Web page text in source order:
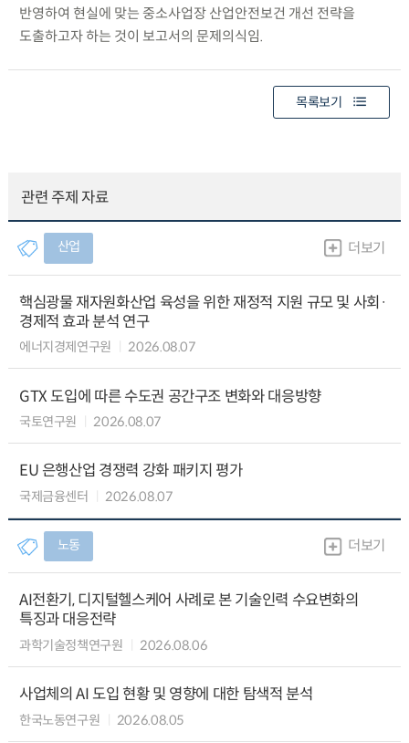
반영하여 현실에 맞는 중소사업장 산업안전보건 개선 전략을
도출하고자 하는 것이 보고서의 문제의식임.
목록보기
관련 주제 자료
산업 더보기
핵심광물 재자원화산업 육성을 위한 재정적 지원 규모 및 사회·
경제적 효과 분석 연구
에너지경제연구원 2026.08.07
GTX 도입에 따른 수도권 공간구조 변화와 대응방향
국토연구원 2026.08.07
EU 은행산업 경쟁력 강화 패키지 평가
국제금융센터 2026.08.07
노동 더보기
AI전환기, 디지털헬스케어 사례로 본 기술인력 수요변화의
특징과 대응전략
과학기술정책연구원 2026.08.06
사업체의 AI 도입 현황 및 영향에 대한 탐색적 분석
한국노동연구원 2026.08.05